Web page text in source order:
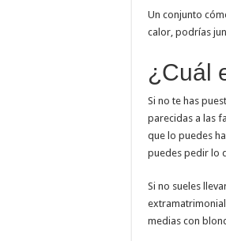
Un conjunto
calor, podrías
¿Cuál
Si no te has
parecidas a las
que lo puedes
puedes pedir lo
Si no sueles
medias con